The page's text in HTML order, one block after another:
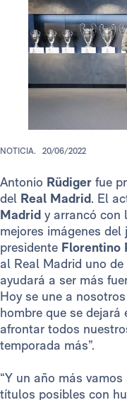
NOTICIA. 20/06/2022
Antonio Rüdiger fue
del Real Madrid. El
Madrid y arrancó con
mejores imágenes
presidente Florentino
al Real Madrid uno
ayudará a ser más
Hoy se une a
hombre que se
afrontar todos
temporada más”.
“Y un año más
títulos posibles con